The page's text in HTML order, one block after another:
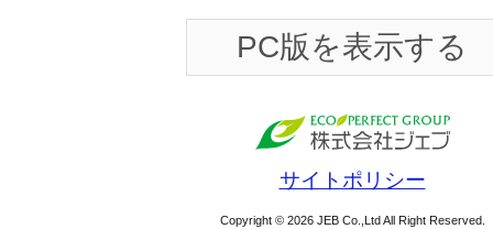
PC版を表示する
サイトポリシー
Copyright © 2026 JEB Co.,Ltd All Right Reserved.